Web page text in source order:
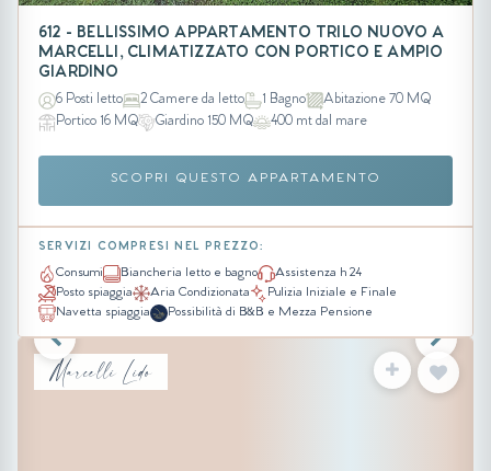
612 - BELLISSIMO APPARTAMENTO TRILO NUOVO A
MARCELLI, CLIMATIZZATO CON PORTICO E AMPIO
GIARDINO
6 Posti letto 2 Camere da letto 1 Bagno
Abitazione 70 MQ
Portico 16 MQ
Giardino 150 MQ 400 mt dal mare
SCOPRI QUESTO APPARTAMENTO
SERVIZI COMPRESI NEL PREZZO:
Consumi Biancheria letto e bagno
Assistenza h 24
Posto spiaggia
Aria Condizionata
Pulizia Iniziale e Finale
Navetta spiaggia
Possibilità di B&B e Mezza Pensione
Marcelli Lido